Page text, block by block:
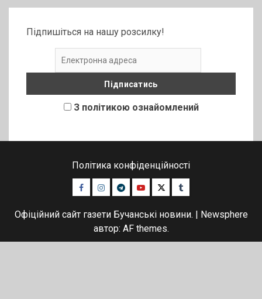
Підпишіться на нашу розсилку!
З політикою ознайомлений
Політика конфіденційності
Facebook
Instagram
TelegramYoutubeTwitterTumblr
Офіційний сайт газети Бучанські новини.
Newsphere
автор: AF themes.